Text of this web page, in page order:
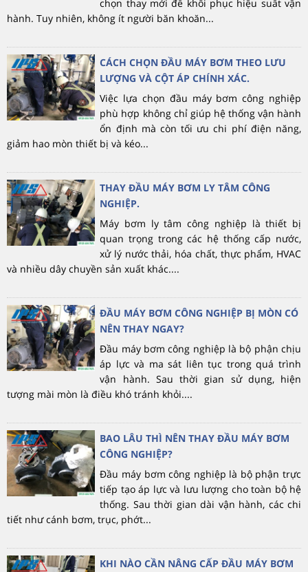
chọn thay mới để khôi phục hiệu suất vận
hành. Tuy nhiên, không ít người băn khoăn...
CÁCH CHỌN ĐẦU MÁY BƠM THEO LƯU
LƯỢNG VÀ CỘT ÁP CHÍNH XÁC.
Việc lựa chọn đầu máy bơm công nghiệp
phù hợp không chỉ giúp hệ thống vận hành
ổn định mà còn tối ưu chi phí điện năng,
giảm hao mòn thiết bị và kéo...
THAY ĐẦU MÁY BƠM LY TÂM CÔNG
NGHIỆP.
Máy bơm ly tâm công nghiệp là thiết bị
quan trọng trong các hệ thống cấp nước,
xử lý nước thải, hóa chất, thực phẩm, HVAC
và nhiều dây chuyền sản xuất khác....
ĐẦU MÁY BƠM CÔNG NGHIỆP BỊ MÒN CÓ
NÊN THAY NGAY?
Đầu máy bơm công nghiệp là bộ phận chịu
áp lực và ma sát liên tục trong quá trình
vận hành. Sau thời gian sử dụng, hiện
tượng mài mòn là điều khó tránh khỏi....
BAO LÂU THÌ NÊN THAY ĐẦU MÁY BƠM
CÔNG NGHIỆP?
Đầu máy bơm công nghiệp là bộ phận trực
tiếp tạo áp lực và lưu lượng cho toàn bộ hệ
thống. Sau thời gian dài vận hành, các chi
tiết như cánh bơm, trục, phớt...
KHI NÀO CẦN NÂNG CẤP ĐẦU MÁY BƠM